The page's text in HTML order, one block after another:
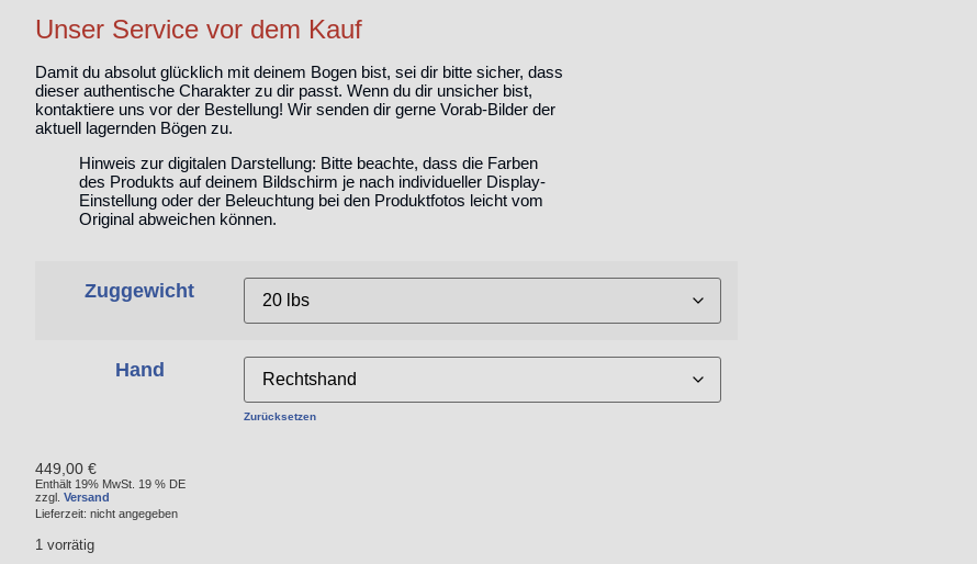
Unser Service vor dem Kauf
Damit du absolut glücklich mit deinem Bogen bist, sei dir bitte sicher, dass
dieser authentische Charakter zu dir passt. Wenn du dir unsicher bist,
kontaktiere uns vor der Bestellung! Wir senden dir gerne Vorab-Bilder der
aktuell lagernden Bögen zu.
Hinweis zur digitalen Darstellung: Bitte beachte, dass die Farben
des Produkts auf deinem Bildschirm je nach individueller Display-
Einstellung oder der Beleuchtung bei den Produktfotos leicht vom
Original abweichen können.
Zuggewicht
Hand
Zurücksetzen
449,00 €
Enthält 19% MwSt. 19 % DE
zzgl. Versand
Lieferzeit: nicht angegeben
1 vorrätig